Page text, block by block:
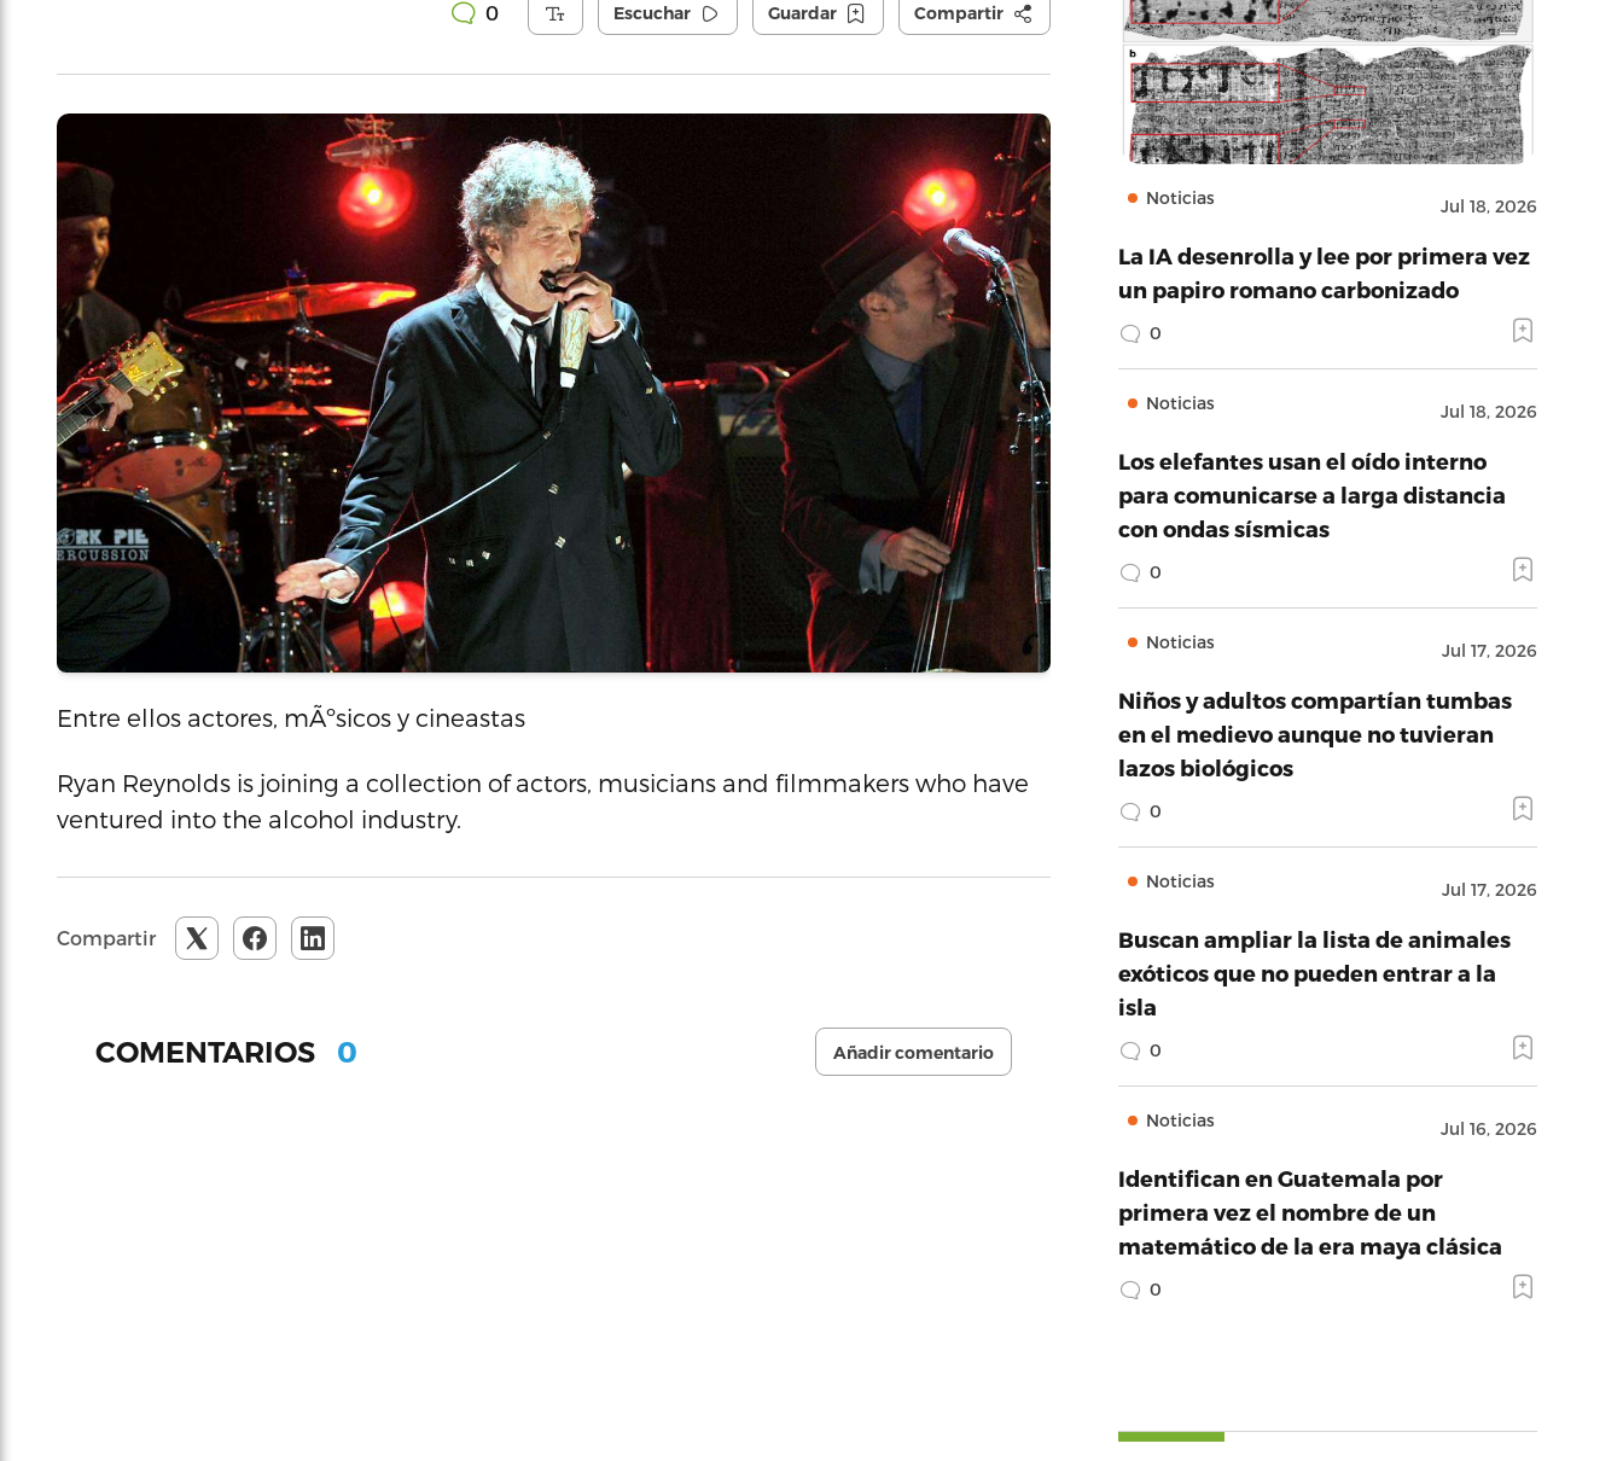
0 Escuchar Guardar Compartir
Entre ellos actores, mÃºsicos y cineastas
Ryan Reynolds is joining a collection of actors, musicians and filmmakers who have
ventured into the alcohol industry.
Compartir
COMENTARIOS 0 Añadir comentario
Noticias Jul 18, 2026
La IA desenrolla y lee por primera vez
un papiro romano carbonizado
0
Noticias Jul 18, 2026
Los elefantes usan el oído interno
para comunicarse a larga distancia
con ondas sísmicas
0
Noticias Jul 17, 2026
Niños y adultos compartían tumbas
en el medievo aunque no tuvieran
lazos biológicos
0
Noticias Jul 17, 2026
Buscan ampliar la lista de animales
exóticos que no pueden entrar a la
isla
0
Noticias Jul 16, 2026
Identifican en Guatemala por
primera vez el nombre de un
matemático de la era maya clásica
0